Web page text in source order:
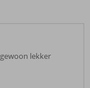
lekker